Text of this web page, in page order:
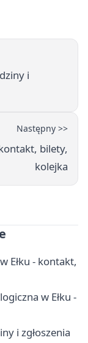
i
Następny >>
bilety,
kolejka
Ełku - kontakt,
w Ełku -
i zgłoszenia